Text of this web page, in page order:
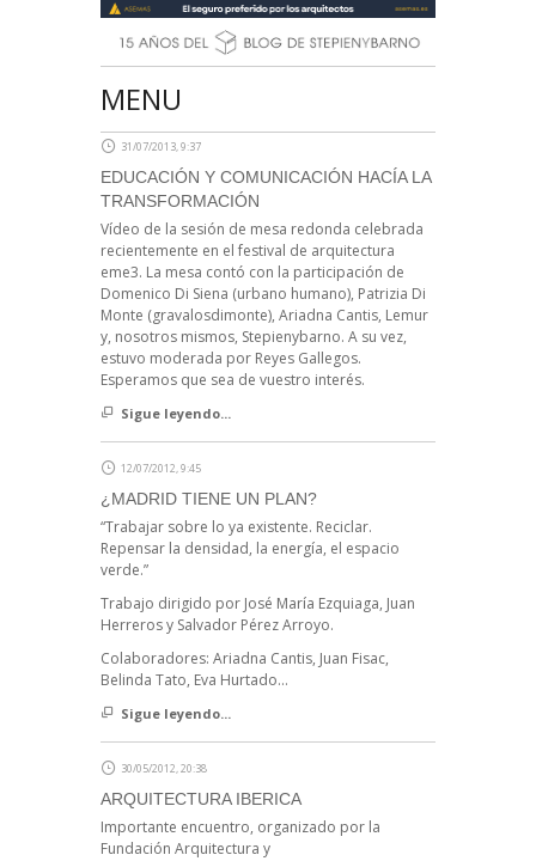
MENU
31/07/2013, 9:37
EDUCACIÓN Y COMUNICACIÓN HACÍA LA
TRANSFORMACIÓN
Vídeo de la sesión de mesa redonda celebrada
recientemente en el festival de arquitectura
eme3. La mesa contó con la participación de
Domenico Di Siena (urbano humano), Patrizia Di
Monte (gravalosdimonte), Ariadna Cantis, Lemur
y, nosotros mismos, Stepienybarno. A su vez,
estuvo moderada por Reyes Gallegos.
Esperamos que sea de vuestro interés.
Sigue leyendo...
12/07/2012, 9:45
¿MADRID TIENE UN PLAN?
“Trabajar sobre lo ya existente. Reciclar.
Repensar la densidad, la energía, el espacio
verde.”
Trabajo dirigido por José María Ezquiaga, Juan
Herreros y Salvador Pérez Arroyo.
Colaboradores: Ariadna Cantis, Juan Fisac,
Belinda Tato, Eva Hurtado…
Sigue leyendo...
30/05/2012, 20:38
ARQUITECTURA IBERICA
Importante encuentro, organizado por la
Fundación Arquitectura y